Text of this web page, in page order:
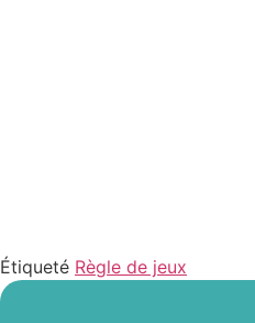
Étiqueté Règle de jeux